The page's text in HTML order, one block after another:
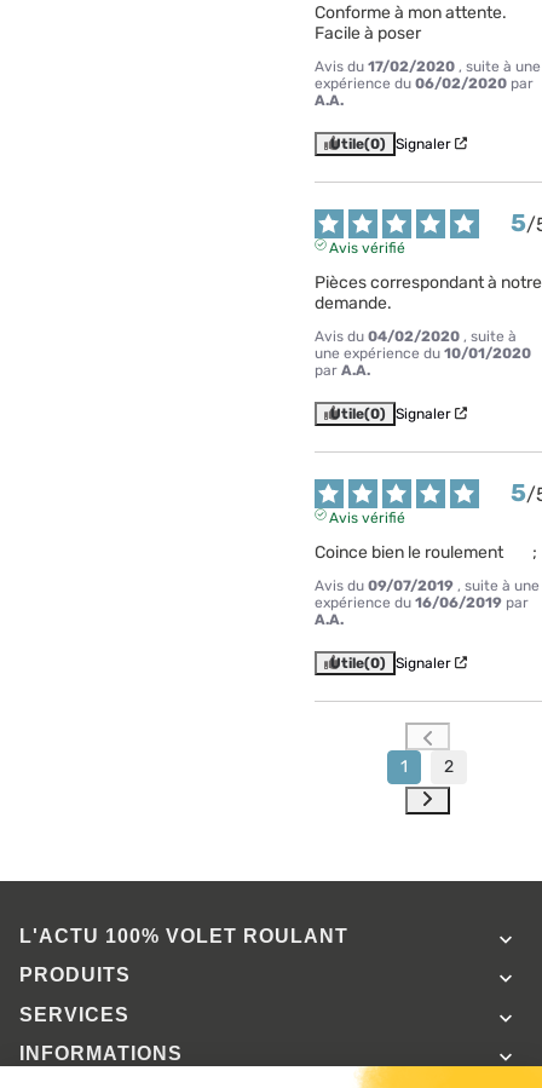
Conforme à mon attente.
Facile à poser
Avis du 17/02/2020 , suite à une
expérience du 06/02/2020 par
A.A.
Utile(0) Signaler
5/
Avis vérifié
Pièces correspondant à notre
demande.
Avis du 04/02/2020 , suite à
une expérience du 10/01/2020
par A.A.
Utile(0) Signaler
5/
Avis vérifié
Coince bien le roulement        ;
Avis du 09/07/2019 , suite à une
expérience du 16/06/2019 par
A.A.
Utile(0) Signaler
1 2
L'ACTU 100%VOLET ROULANT 
PRODUITS 
SERVICES 
INFORMATIONS 